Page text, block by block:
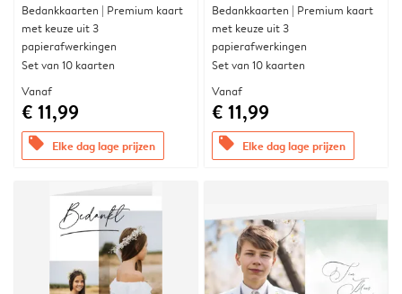
Bedankkaarten | Premium kaart
met keuze uit 3
papierafwerkingen
Set van 10 kaarten
Vanaf
€ 11,99
offers Elke dag lage prijzen
Bedankkaarten | Premium kaart
met keuze uit 3
papierafwerkingen
Set van 10 kaarten
Vanaf
€ 11,99
offers Elke dag lage prijzen